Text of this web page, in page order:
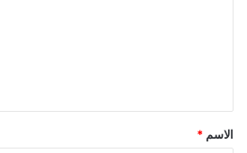
*
الاسم *